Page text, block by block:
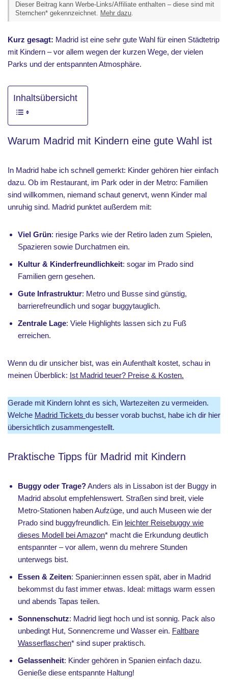
Dieser Beitrag kann Werbe-Links/Affiliate enthalten – diese sind mit
Sternchen* gekennzeichnet. Mehr dazu.
Kurz gesagt: Madrid ist eine sehr gute Wahl für einen Städtetrip
mit Kindern – vor allem wegen der kurzen Wege, der vielen
Parks und der entspannten Atmosphäre.
Inhaltsübersicht
Warum Madrid mit Kindern eine gute Wahl ist
In Madrid habe ich schnell gemerkt: Kinder gehören hier einfach
dazu. Ob im Restaurant, im Park oder in der Metro: Familien
sind willkommen, niemand schaut genervt, wenn Kinder mal
unruhig sind. Madrid punktet außerdem mit:
Viel Grün: riesige Parks wie der Retiro laden zum Spielen,
Spazieren sowie Durchatmen ein.
Kultur & Kinderfreundlichkeit: sogar im Prado sind
Familien gern gesehen.
Gute Infrastruktur: Metro und Busse sind günstig,
barrierefreundlich und sogar buggytauglich.
Zentrale Lage: Viele Highlights lassen sich zu Fuß
erreichen.
Wenn du dir unsicher bist, was ein Aufenthalt kostet, schau in
meinen Überblick: Ist Madrid teuer? Preise & Kosten.
Gerade mit Kindern lohnt es sich, Wartezeiten zu vermeiden.
Welche Madrid Tickets du besser vorab buchst, habe ich dir hier
übersichtlich zusammengestellt.
Praktische Tipps für Madrid mit Kindern
Buggy oder Trage?Anders als in Lissabon ist der Buggy in
Madrid absolut empfehlenswert. Straßen sind breit, viele
Metro-Stationen haben Aufzüge, und auch Museen wie der
Prado sind buggyfreundlich. Ein leichter Reisebuggy wie
dieses Modell bei Amazon* macht die Erkundung deutlich
entspannter – vor allem, wenn du mehrere Stunden
unterwegs bist.
Essen & Zeiten: Spanier:innen essen spät, aber in Madrid
bekommst du fast immer etwas. Ideal: mittags warm essen
und abends Tapas teilen.
Sonnenschutz: Madrid liegt hoch und ist sonnig. Pack also
unbedingt Hut, Sonnencreme und Wasser ein. Faltbare
Wasserflaschen* sind super praktisch.
Gelassenheit: Kinder gehören in Spanien einfach dazu.
Genieße diese entspannte Haltung!